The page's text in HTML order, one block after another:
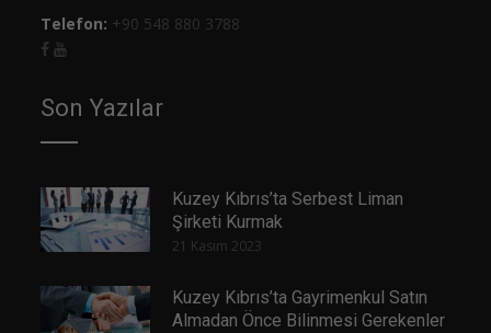
Telefon: +90 548 880 3788
Son Yazılar
Kuzey Kıbrıs’ta Serbest Liman
Şirketi Kurmak
21 Kasım 2023
Kuzey Kıbrıs’ta Gayrimenkul Satın
Almadan Önce Bilinmesi Gerekenler